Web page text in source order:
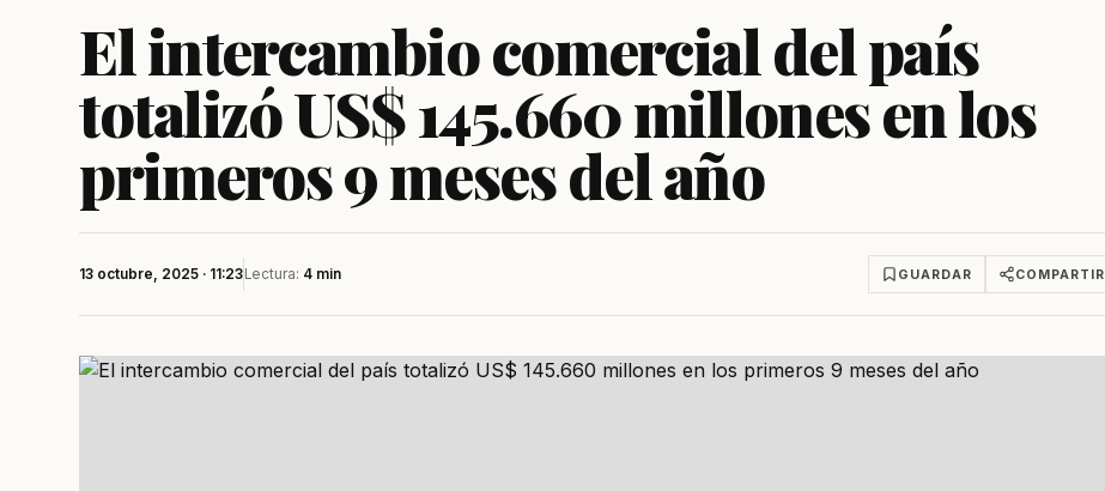
El intercambio comercial del país
totalizó US$ 145.660 millones en los
primeros 9 meses del año
13 octubre, 2025 · 11:23Lectura: 4 min GUARDAR COMPARTIR